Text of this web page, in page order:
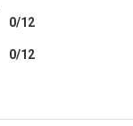
0/12
0/12